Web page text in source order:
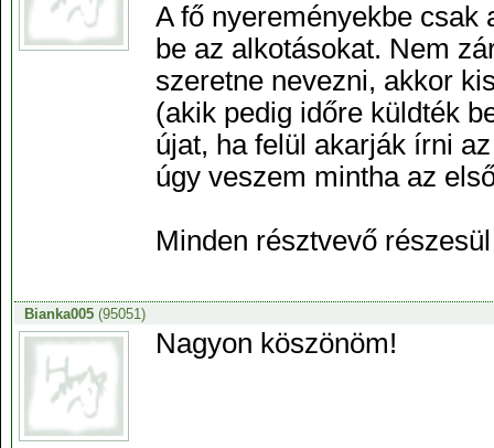
A fő nyereményekbe csak
be az alkotásokat. Nem
szeretne nevezni, akkor
(akik pedig időre küldték
újat, ha felül akarják írni
úgy veszem mintha az
Minden résztvevő
Bianka005(95051)
Nagyon köszönöm!